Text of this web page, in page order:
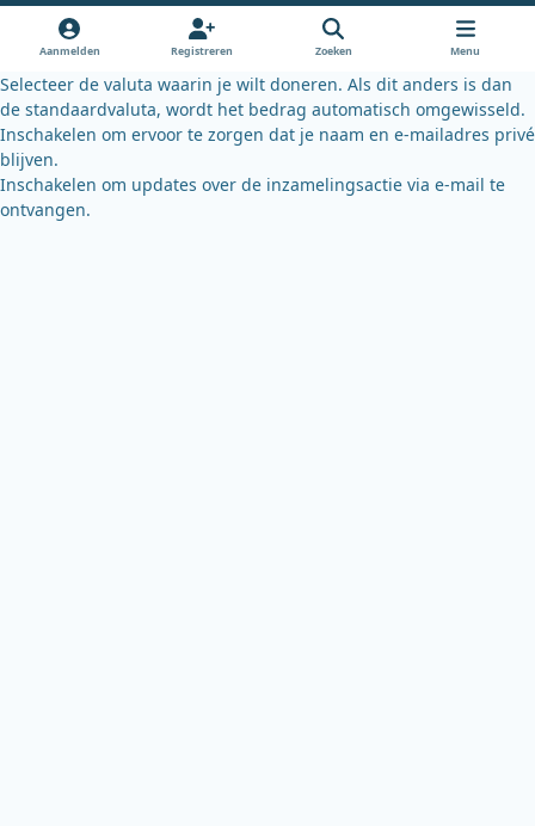
o
k
b
k
y
Aanmelden Registreren Zoeken Menu
Selecteer de valuta waarin je wilt doneren. Als dit anders is dan
de standaardvaluta, wordt het bedrag automatisch omgewisseld.
Inschakelen om ervoor te zorgen dat je naam en e-mailadres privé
blijven.
Inschakelen om updates over de inzamelingsactie via e-mail te
ontvangen.